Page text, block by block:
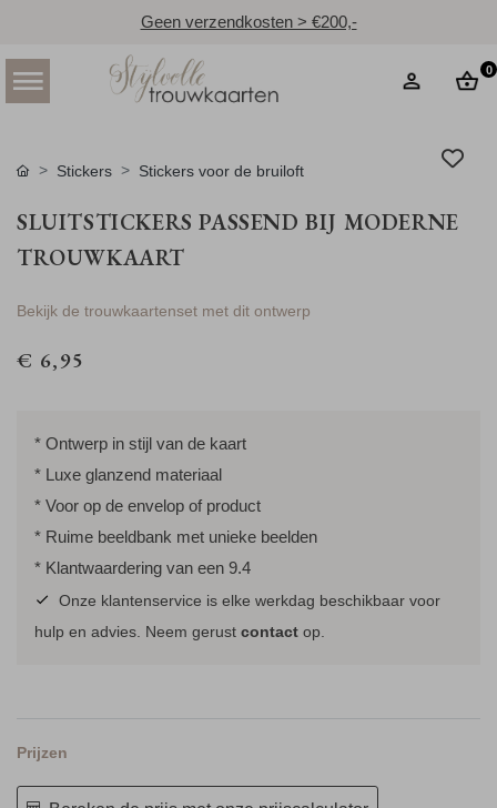
Geen verzendkosten > €200,-
0
Stickers Stickers voor de bruiloft
SLUITSTICKERS PASSEND BIJ MODERNE
TROUWKAART
Bekijk de trouwkaartenset met dit ontwerp
€ 6,95
* Ontwerp in stijl van de kaart
* Luxe glanzend materiaal
* Voor op de envelop of product
* Ruime beeldbank met unieke beelden
* Klantwaardering van een 9.4
Onze klantenservice is elke werkdag beschikbaar voor
hulp en advies. Neem gerust contact op.
Prijzen